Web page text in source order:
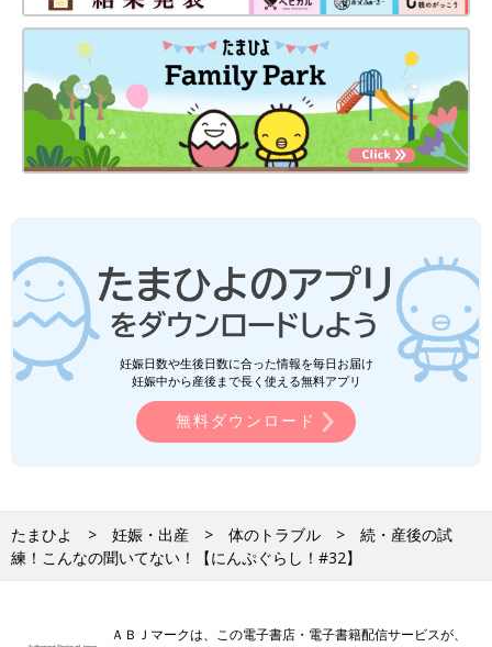
妊娠日数や生後日数に合った情報を毎日お届け
妊娠中から産後まで長く使える無料アプリ
無料ダウンロード
たまひよ 妊娠・出産 体のトラブル
続・産後の試
練！こんなの聞いてない！【にんぷぐらし！#32】
ＡＢＪマークは、この電子書店・電子書籍配信サービスが、